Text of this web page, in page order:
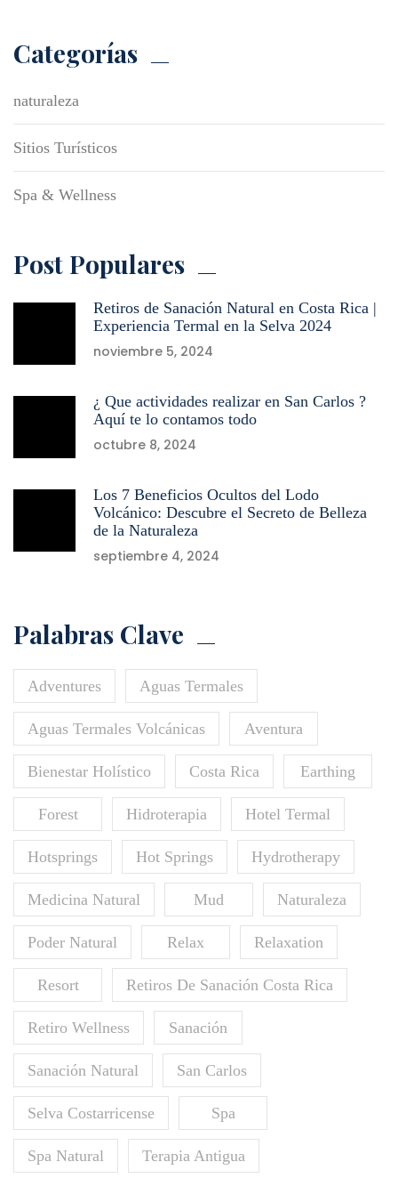
Categorías
naturaleza
Sitios Turísticos
Spa & Wellness
Post Populares
Retiros de Sanación Natural en Costa Rica |
Experiencia Termal en la Selva 2024
noviembre 5, 2024
¿ Que actividades realizar en San Carlos ?
Aquí te lo contamos todo
octubre 8, 2024
Los 7 Beneficios Ocultos del Lodo
Volcánico: Descubre el Secreto de Belleza
de la Naturaleza
septiembre 4, 2024
Palabras Clave
Adventures Aguas Termales
Aguas Termales Volcánicas Aventura
Bienestar Holístico Costa Rica Earthing
Forest Hidroterapia Hotel Termal
Hotsprings Hot Springs Hydrotherapy
Medicina Natural Mud Naturaleza
Poder Natural Relax Relaxation
Resort Retiros De Sanación Costa Rica
Retiro Wellness Sanación
Sanación Natural San Carlos
Selva Costarricense Spa
Spa Natural Terapia Antigua